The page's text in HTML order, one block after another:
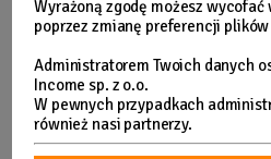
Wyrażoną zgodę możesz wycofać
poprzez zmianę preferencji
Administratorem Twoich danych
Income sp. z o.o.
W pewnych przypadkach
również nasi partnerzy.